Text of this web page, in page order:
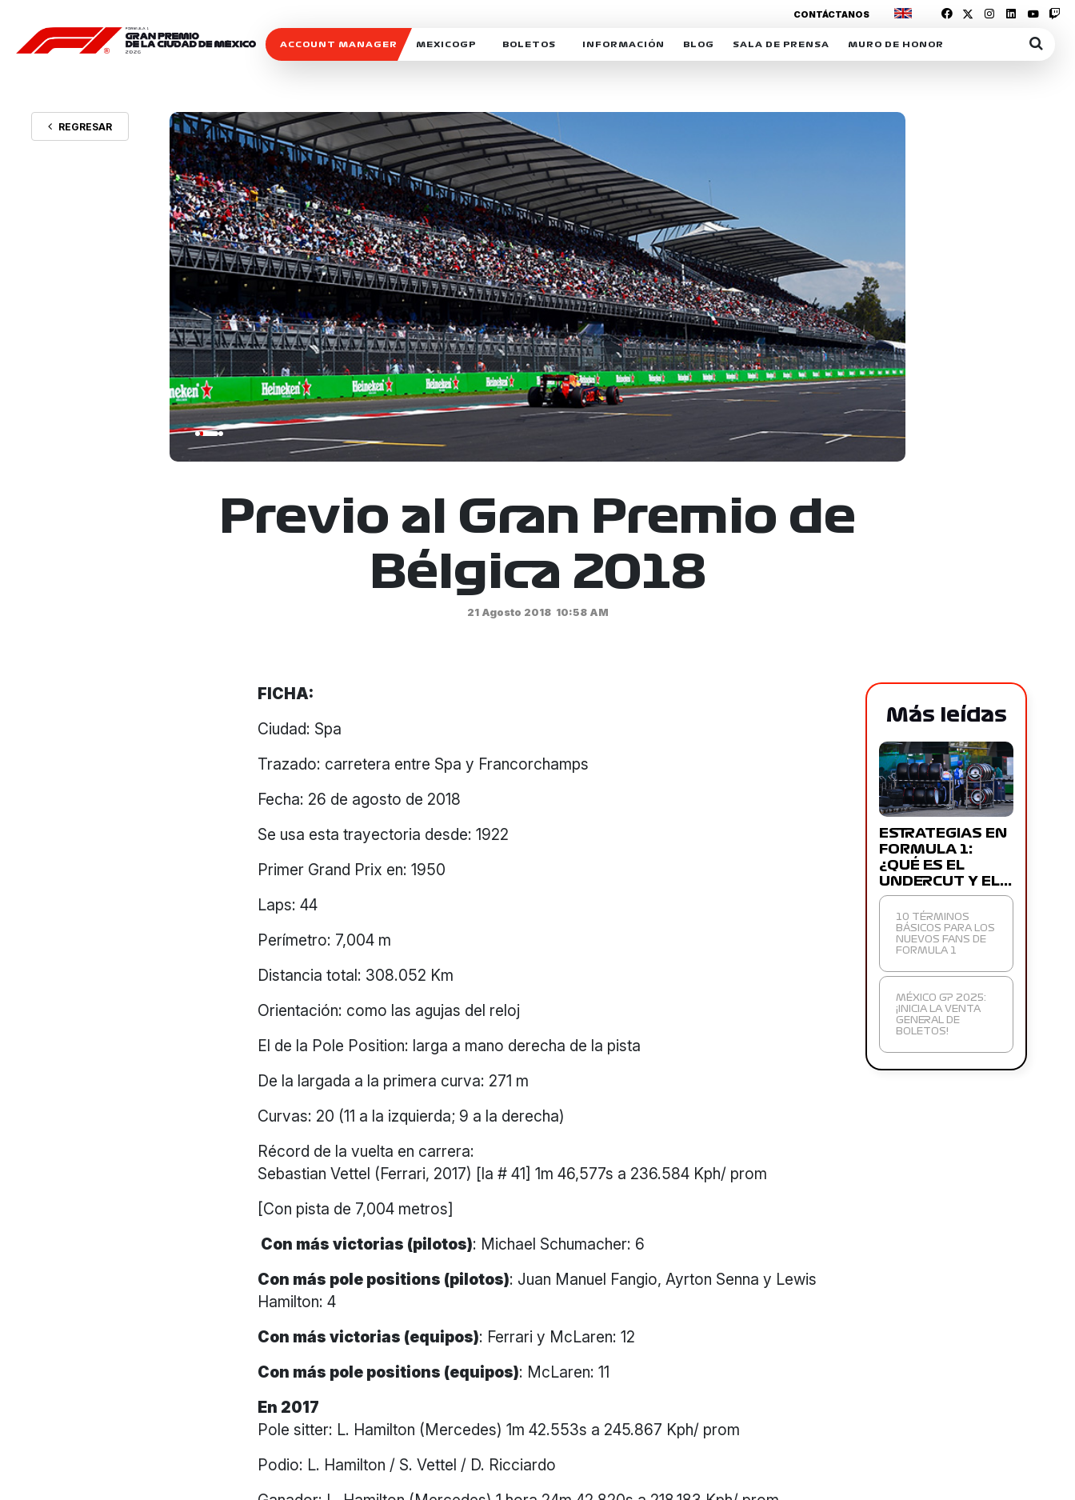
ACCOUNT MANAGER MEXICOGP
SOSTENIBILIDAD
CELEBRA CON NOSOTROS
BOLETOS INFORMACIÓN
REFORESTEMOS JUNTOS
MOTORSPORT ACADEMY
VOLUNTARIOS
EXPOSICIÓN FOTOGRÁFICA
CAMPEONATO
PATROCINADORES
LEGALES TICKETMASTER
BLOG SALA DE PRENSA MURO DE HONOR
CONTÁCTANOS
REGRESAR
Previo al Gran Premio de
Bélgica 2018
21 Agosto 2018 10:58 AM
FICHA:
Ciudad: Spa
Trazado: carretera entre Spa y Francorchamps
Fecha: 26 de agosto de 2018
Se usa esta trayectoria desde: 1922
Primer Grand Prix en: 1950
Laps: 44
Perímetro: 7,004 m
Distancia total: 308.052 Km
Orientación: como las agujas del reloj
El de la Pole Position: larga a mano derecha de la pista
De la largada a la primera curva: 271 m
Curvas: 20 (11 a la izquierda; 9 a la derecha)
Récord de la vuelta en carrera:
Sebastian Vettel (Ferrari, 2017) [la # 41] 1m 46,577s a 236.584 Kph/ prom
[Con pista de 7,004 metros]
Con más victorias (pilotos): Michael Schumacher: 6
Con más pole positions (pilotos): Juan Manuel Fangio, Ayrton Senna y Lewis
Hamilton: 4
Con más victorias (equipos): Ferrari y McLaren: 12
Con más pole positions (equipos): McLaren: 11
En 2017
Pole sitter: L. Hamilton (Mercedes) 1m 42.553s a 245.867 Kph/ prom
Podio: L. Hamilton / S. Vettel / D. Ricciardo
Más leídas
ESTRATEGIAS EN
FORMULA 1:
¿QUÉ ES EL
UNDERCUT Y EL…
10 TÉRMINOS
BÁSICOS PARA LOS
NUEVOS FANS DE
FORMULA 1
MÉXICO GP 2025:
¡INICIA LA VENTA
GENERAL DE
BOLETOS!